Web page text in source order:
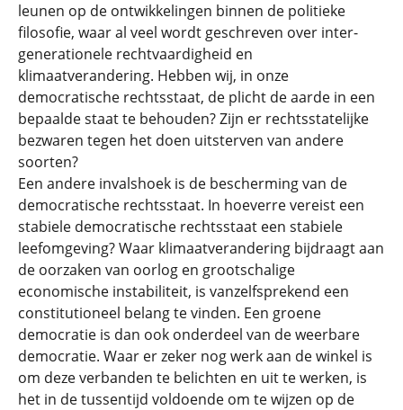
leunen op de ontwikkelingen binnen de politieke
filosofie, waar al veel wordt geschreven over inter-
generationele rechtvaardigheid en
klimaatverandering. Hebben wij, in onze
democratische rechtsstaat, de plicht de aarde in een
bepaalde staat te behouden? Zijn er rechtsstatelijke
bezwaren tegen het doen uitsterven van andere
soorten?
Een andere invalshoek is de bescherming van de
democratische rechtsstaat. In hoeverre vereist een
stabiele democratische rechtsstaat een stabiele
leefomgeving? Waar klimaatverandering bijdraagt aan
de oorzaken van oorlog en grootschalige
economische instabiliteit, is vanzelfsprekend een
constitutioneel belang te vinden. Een groene
democratie is dan ook onderdeel van de weerbare
democratie. Waar er zeker nog werk aan de winkel is
om deze verbanden te belichten en uit te werken, is
het in de tussentijd voldoende om te wijzen op de